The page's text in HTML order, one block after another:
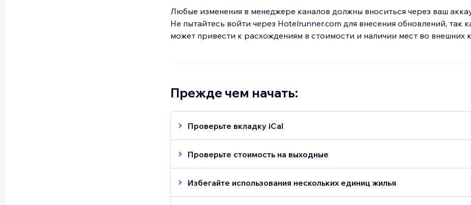
Любые изменения в менеджере каналов должны вноситься через ваш
Не пытайтесь войти через Hotelrunner.com для внесения обновлений, так
может привести к расхождениям в стоимости и наличии мест во внешних
Прежде чем начать:
Проверьте вкладку iCal
Одновременное использование менеджера каналов и вкладки iCal не
поддерживается. Обязательно удалите все URL-адреса iCal из iCal
Проверьте стоимость на выходные
Обязательно добавьте цены как для будних дней, так ицены для
(если цена одинаковая, введите одно и то же значение в оба поля).
Избегайте использования нескольких единиц жилья
Wix не полностью поддерживает несколько единиц жилья для типов